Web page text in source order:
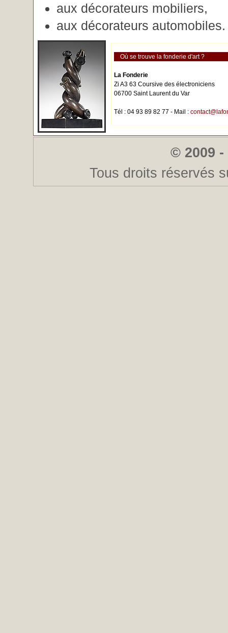
aux décorateurs mobiliers,
aux décorateurs automobiles.
Où se trouve la fonderie d'art ?
La Fonderie
Zi A3 63 Coursive des électroniciens
06700 Saint Laurent du Var
Tél : 04 93 89 82 77 - Mail :
© 2009
Tous droits réservés